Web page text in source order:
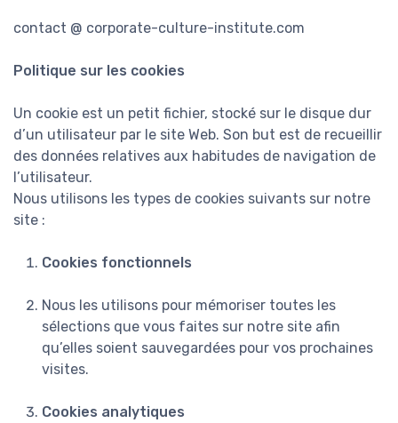
contact @ corporate-culture-institute.com
Politique sur les cookies
Un cookie est un petit fichier, stocké sur le disque dur
d’un utilisateur par le site Web. Son but est de recueillir
des données relatives aux habitudes de navigation de
l’utilisateur.
Nous utilisons les types de cookies suivants sur notre
site :
Cookies fonctionnels
Nous les utilisons pour mémoriser toutes les
sélections que vous faites sur notre site afin
qu’elles soient sauvegardées pour vos prochaines
visites.
Cookies analytiques